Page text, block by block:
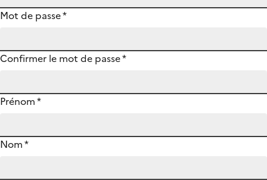
Mot de passe*
Confirmer le mot de passe*
Prénom*
Nom*